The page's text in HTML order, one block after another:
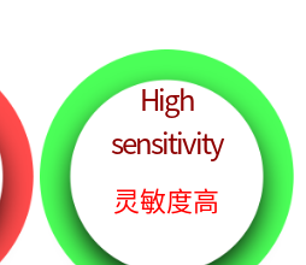
High
sensitivity
灵敏度高